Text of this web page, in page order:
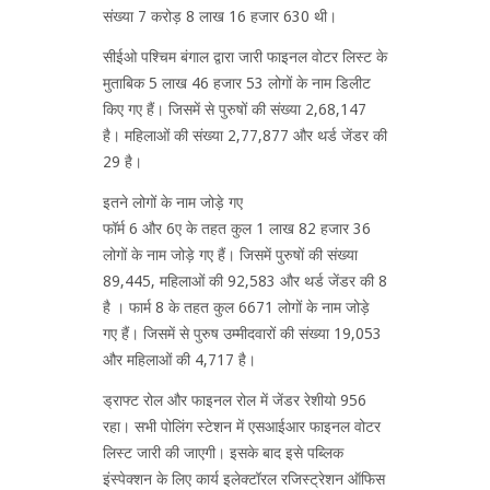
संख्या 7 करोड़ 8 लाख 16 हजार 630 थी।
सीईओ पश्चिम बंगाल द्वारा जारी फाइनल वोटर लिस्ट के
मुताबिक 5 लाख 46 हजार 53 लोगों के नाम डिलीट
किए गए हैं। जिसमें से पुरुषों की संख्या 2,68,147
है। महिलाओं की संख्या 2,77,877 और थर्ड जेंडर की
29 है।
इतने लोगों के नाम जोड़े गए
फॉर्म 6 और 6ए के तहत कुल 1 लाख 82 हजार 36
लोगों के नाम जोड़े गए हैं। जिसमें पुरुषों की संख्या
89,445, महिलाओं की 92,583 और थर्ड जेंडर की 8
है । फार्म 8 के तहत कुल 6671 लोगों के नाम जोड़े
गए हैं। जिसमें से पुरुष उम्मीदवारों की संख्या 19,053
और महिलाओं की 4,717 है।
ड्राफ्ट रोल और फाइनल रोल में जेंडर रेशीयो 956
रहा। सभी पोलिंग स्टेशन में एसआईआर फाइनल वोटर
लिस्ट जारी की जाएगी। इसके बाद इसे पब्लिक
इंस्पेक्शन के लिए कार्य इलेक्टॉरल रजिस्ट्रेशन ऑफिस